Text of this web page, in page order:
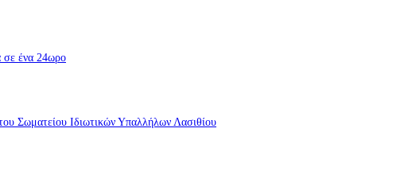
σε ένα 24ωρο
Σωματείου Ιδιωτικών Υπαλλήλων Λασιθίου